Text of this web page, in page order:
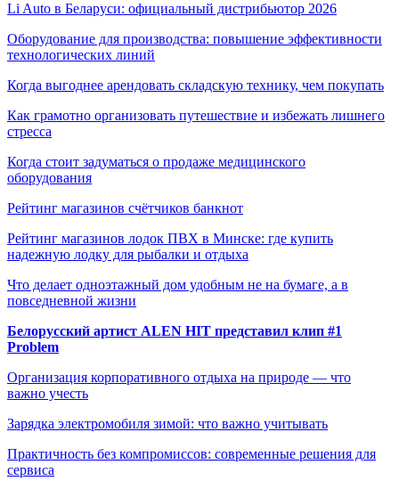
Li Auto в Беларуси: официальный дистрибьютор 2026
Оборудование для производства: повышение эффективности
технологических линий
Когда выгоднее арендовать складскую технику, чем покупать
Как грамотно организовать путешествие и избежать лишнего
стресса
Когда стоит задуматься о продаже медицинского
оборудования
Рейтинг магазинов счётчиков банкнот
Рейтинг магазинов лодок ПВХ в Минске: где купить
надежную лодку для рыбалки и отдыха
Что делает одноэтажный дом удобным не на бумаге, а в
повседневной жизни
Белорусский артист ALEN HIT представил клип #1
Problem
Организация корпоративного отдыха на природе — что
важно учесть
Зарядка электромобиля зимой: что важно учитывать
Практичность без компромиссов: современные решения для
сервиса